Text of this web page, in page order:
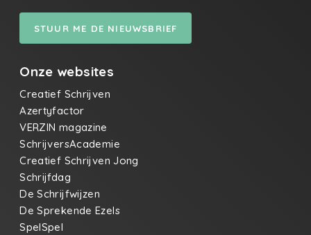
STUUR ME DE NIEUWSBRIEF
Onze websites
Creatief Schrijven
Azertyfactor
VERZIN magazine
SchrijversAcademie
Creatief Schrijven Jong
Schrijfdag
De Schrijfwijzen
De Sprekende Ezels
SpelSpel